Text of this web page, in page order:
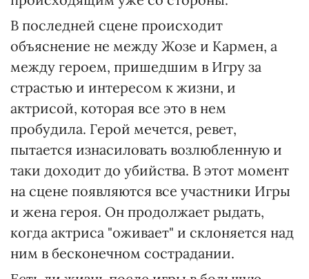
В последней сцене происходит
объяснение не между Жозе и Кармен, а
между героем, пришедшим в Игру за
страстью и интересом к жизни, и
актрисой, которая все это в нем
пробудила. Герой мечется, ревет,
пытается изнасиловать возлюбленную и
таки доходит до убийства. В этот момент
на сцене появляются все участники Игры
и жена героя. Он продолжает рыдать,
когда актриса "оживает" и склоняется над
ним в бесконечном сострадании.